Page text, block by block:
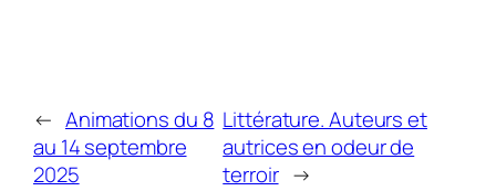
← Animations du 8
au 14 septembre
2025
Littérature. Auteurs et
autrices en odeur de
terroir →